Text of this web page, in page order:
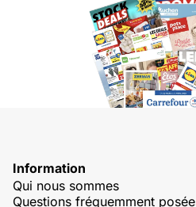
Information
Qui nous sommes
Questions fréquemment